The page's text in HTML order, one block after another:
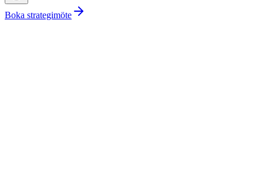
Boka strategimöte